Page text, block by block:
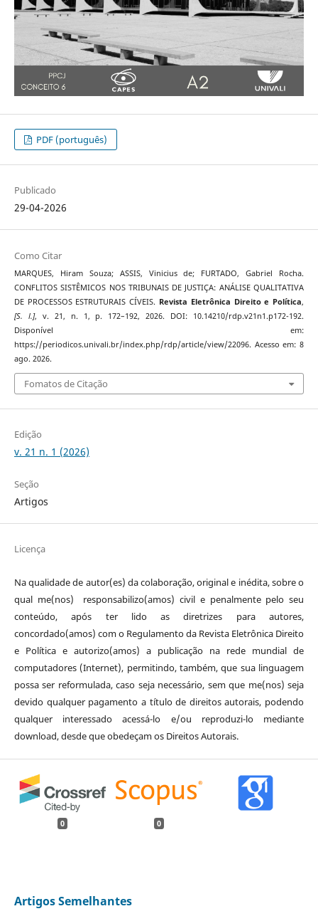
PDF (português)
Publicado
29-04-2026
Como Citar
MARQUES, Hiram Souza; ASSIS, Vinicius de; FURTADO, Gabriel Rocha.
CONFLITOS SISTÊMICOS NOS TRIBUNAIS DE JUSTIÇA: ANÁLISE QUALITATIVA
DE PROCESSOS ESTRUTURAIS CÍVEIS. Revista Eletrônica Direito e Política,
[S. l.], v. 21, n. 1, p. 172–192, 2026. DOI: 10.14210/rdp.v21n1.p172-192.
Disponível em:
https://periodicos.univali.br/index.php/rdp/article/view/22096. Acesso em: 8
ago. 2026.
Fomatos de Citação
Edição
v. 21 n. 1 (2026)
Seção
Artigos
Licença
Na qualidade de autor(es) da colaboração, original e inédita, sobre o
qual me(nos) responsabilizo(amos) civil e penalmente pelo seu
conteúdo, após ter lido as diretrizes para autores,
concordado(amos) com o Regulamento da Revista Eletrônica Direito
e Política e autorizo(amos) a publicação na rede mundial de
computadores (Internet), permitindo, também, que sua linguagem
possa ser reformulada, caso seja necessário, sem que me(nos) seja
devido qualquer pagamento a título de direitos autorais, podendo
qualquer interessado acessá-lo e/ou reproduzi-lo mediante
download, desde que obedeçam os Direitos Autorais.
0 0
Artigos Semelhantes